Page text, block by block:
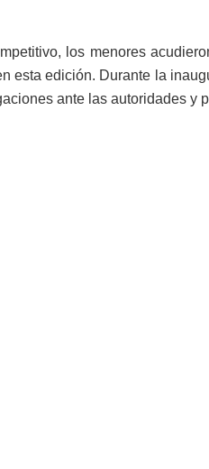
los menores
esta edición. Durante la
ante las autoridades y